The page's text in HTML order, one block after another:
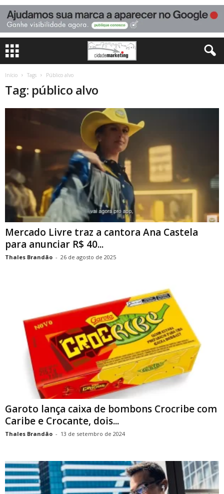
Início Tags Público alvo
Tag: público alvo
Mercado Livre traz a cantora Ana Castela
para anunciar R$ 40...
Thales Brandão - 26 de agosto de 2025
Garoto lança caixa de bombons Crocribe com
Caribe e Crocante, dois...
Thales Brandão - 13 de setembro de 2024